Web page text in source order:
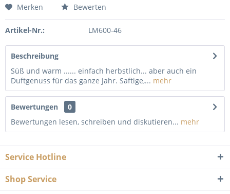
Merken Bewerten
Artikel-Nr.: LM600-46
Beschreibung
Süß und warm ...... einfach herbstlich... aber auch ein
Duftgenuss für das ganze Jahr. Saftige,... mehr
Bewertungen
0
Bewertungen lesen, schreiben und diskutieren... mehr
Service Hotline
Shop Service